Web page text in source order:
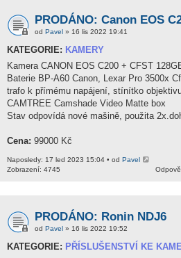
PRODÁNO: Canon EOS
od Pavel » 16 lis 2022 19:41
KATEGORIE: KAMERY
Kamera CANON EOS C200 + CFST
Baterie BP-A60 Canon, Lexar Pro 3500x
trafo k přímému napájení, stínítko
CAMTREE Camshade Video Matte box
Stav odpovídá nové mašině, použita
Cena: 99000 Kč
Naposledy: 17 led 2023 15:04 • od Pavel
Zobrazení: 4745
PRODÁNO: Ronin NDJ6
od Pavel » 16 lis 2022 19:52
KATEGORIE: PŘÍSLUŠENSTVÍ KE